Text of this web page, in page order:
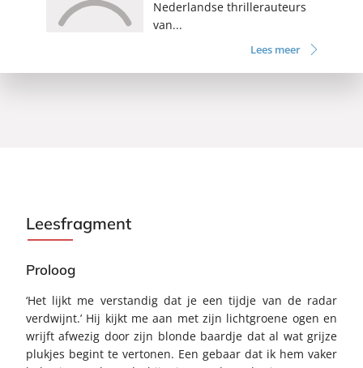
Nederlandse thrillerauteurs
van...
Lees meer
Leesfragment
Proloog
‘Het lijkt me verstandig dat je een tijdje van de radar
verdwijnt.’ Hij kijkt me aan met zijn lichtgroene ogen en
wrijft afwezig door zijn blonde baardje dat al wat grijze
plukjes begint te vertonen. Een gebaar dat ik hem vaker